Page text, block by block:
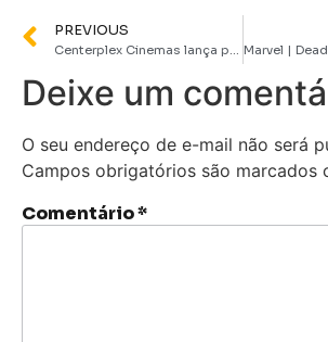
PREVIOUS
Centerplex Cinemas lança promoção exclusiva para cinéfilos neste Carnaval
Deixe um
O seu endereço de e-mail não será
Campos obrigatórios são marcados
Comentário*